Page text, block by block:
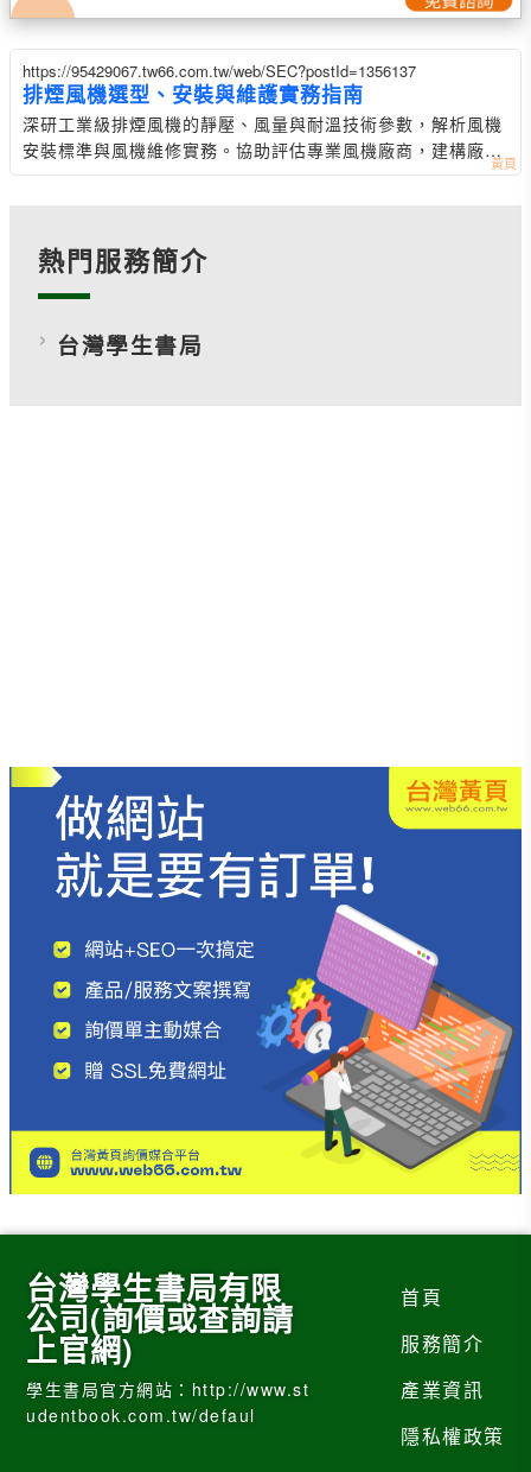
https://95429067.tw66.com.tw/web/SEC?postId=1356137
排煙風機選型、安裝與維護實務指南
深研工業級排煙風機的靜壓、風量與耐溫技術參數，解析風機
安裝標準與風機維修實務。協助評估專業風機廠商，建構廠辦
安全防禦矩陣。
熱門服務簡介
台灣學生書局
台灣學生書局有限
公司(詢價或查詢請
上官網)
學生書局官方網站：http://www.st
udentbook.com.tw/defaul
首頁
服務簡介
產業資訊
隱私權政策